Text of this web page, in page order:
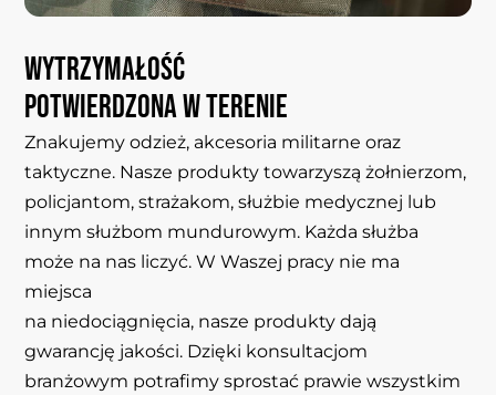
Wytrzymałość
potwierdzonawterenie
Znakujemy odzież, akcesoria militarne oraz
taktyczne. Nasze produkty towarzyszą żołnierzom,
policjantom, strażakom, służbie medycznej lub
innym służbom mundurowym. Każda służba
może na nas liczyć. W Waszej pracy nie ma
miejsca
na niedociągnięcia, nasze produkty dają
gwarancję jakości. Dzięki konsultacjom
branżowym potrafimy sprostać prawie wszystkim